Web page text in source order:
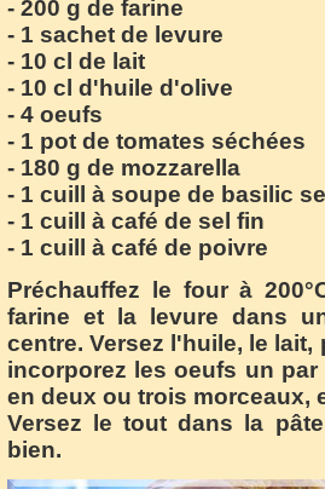
- 200 g de farine
- 1 sachet de levure
- 10 cl de lait
- 10 cl d'huile d'olive
- 4 oeufs
- 1 pot de tomates séchées
- 180 g de mozzarella
- 1 cuill à soupe de basilic
- 1 cuill à café de sel fin
- 1 cuill à café de poivre
Préchauffez le four à
farine et la levure dans
centre. Versez l'huile, le
incorporez les oeufs un
en deux ou trois morceaux,
Versez le tout dans la
bien.